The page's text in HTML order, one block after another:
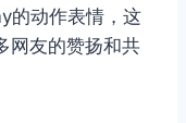
的动作表情，这
网友的赞扬和共